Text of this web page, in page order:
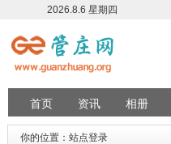
2026.8.6 星期四
首页 资讯 相册
你的位置：站点登录